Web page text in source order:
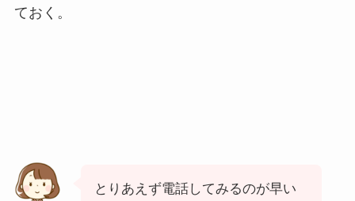
ておく。
とりあえず電話してみるのが早い